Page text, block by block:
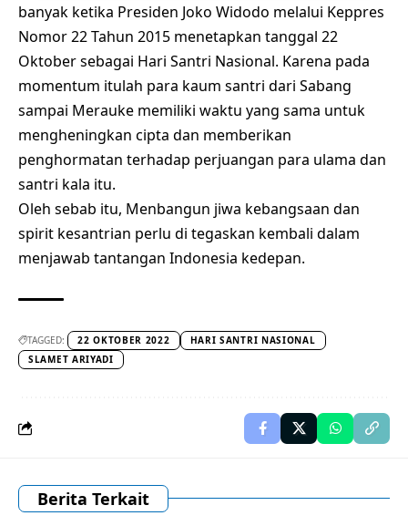
banyak ketika Presiden Joko Widodo melalui Keppres
Nomor 22 Tahun 2015 menetapkan tanggal 22
Oktober sebagai Hari Santri Nasional. Karena pada
momentum itulah para kaum santri dari Sabang
sampai Merauke memiliki waktu yang sama untuk
mengheningkan cipta dan memberikan
penghormatan terhadap perjuangan para ulama dan
santri kala itu.
Oleh sebab itu, Menbangun jiwa kebangsaan dan
spirit kesantrian perlu di tegaskan kembali dalam
menjawab tantangan Indonesia kedepan.
TAGGED: 22 OKTOBER 2022
HARI SANTRI NASIONAL
SLAMET ARIYADI
Berita Terkait